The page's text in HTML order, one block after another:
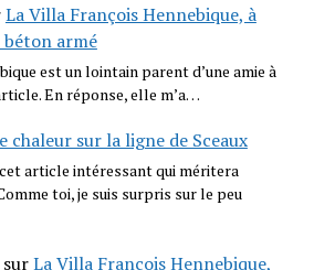
La Villa François Hennebique, à
béton armé
est un lointain parent d’une amie à
En réponse, elle m’a…
chaleur sur la ligne de Sceaux
article intéressant qui méritera
toi, je suis surpris sur le peu
La Villa François Hennebique,